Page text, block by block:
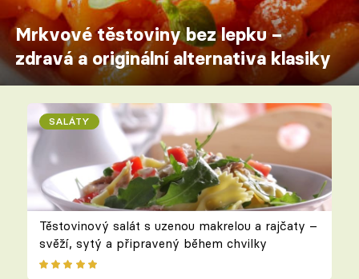
Mrkvové těstoviny bez lepku –
zdravá a originální alternativa klasiky
SALÁTY
Těstovinový salát s uzenou makrelou a rajčaty –
svěží, sytý a připravený během chvilky